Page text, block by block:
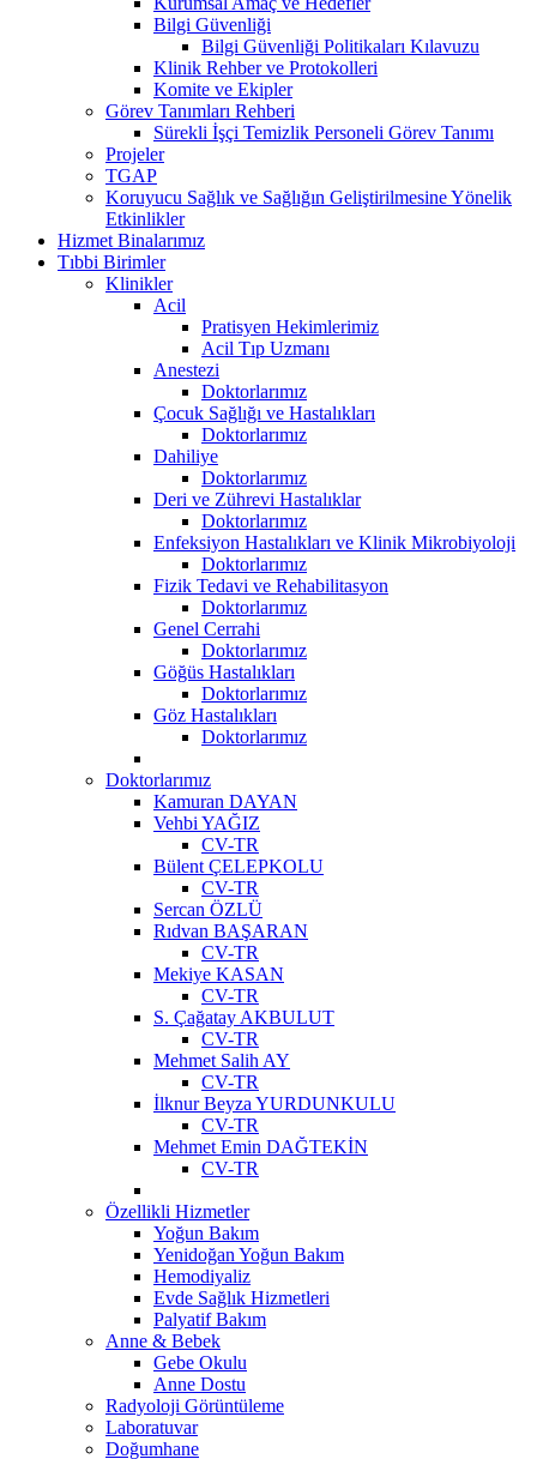
Bilgi Güvenliği
Bilgi Güvenliği Politikaları Kılavuzu
Klinik Rehber ve Protokolleri
Komite ve Ekipler
Görev Tanımları Rehberi
Sürekli İşçi Temizlik Personeli Görev Tanımı
Projeler
TGAP
Koruyucu Sağlık ve Sağlığın Geliştirilmesine Yönelik
Etkinlikler
Hizmet Binalarımız
Tıbbi Birimler
Klinikler
Acil
Pratisyen Hekimlerimiz
Acil Tıp Uzmanı
Anestezi
Doktorlarımız
Çocuk Sağlığı ve Hastalıkları
Doktorlarımız
Dahiliye
Doktorlarımız
Deri ve Zührevi Hastalıklar
Doktorlarımız
Enfeksiyon Hastalıkları ve Klinik Mikrobiyoloji
Doktorlarımız
Fizik Tedavi ve Rehabilitasyon
Doktorlarımız
Genel Cerrahi
Doktorlarımız
Göğüs Hastalıkları
Doktorlarımız
Göz Hastalıkları
Doktorlarımız
Doktorlarımız
Kamuran DAYAN
Vehbi YAĞIZ
CV-TR
Bülent ÇELEPKOLU
CV-TR
Sercan ÖZLÜ
Rıdvan BAŞARAN
CV-TR
Mekiye KASAN
CV-TR
S. Çağatay AKBULUT
CV-TR
Mehmet Salih AY
CV-TR
İlknur Beyza YURDUNKULU
CV-TR
Mehmet Emin DAĞTEKİN
CV-TR
Özellikli Hizmetler
Yoğun Bakım
Yenidoğan Yoğun Bakım
Hemodiyaliz
Evde Sağlık Hizmetleri
Palyatif Bakım
Anne & Bebek
Gebe Okulu
Anne Dostu
Radyoloji Görüntüleme
Laboratuvar
Doğumhane